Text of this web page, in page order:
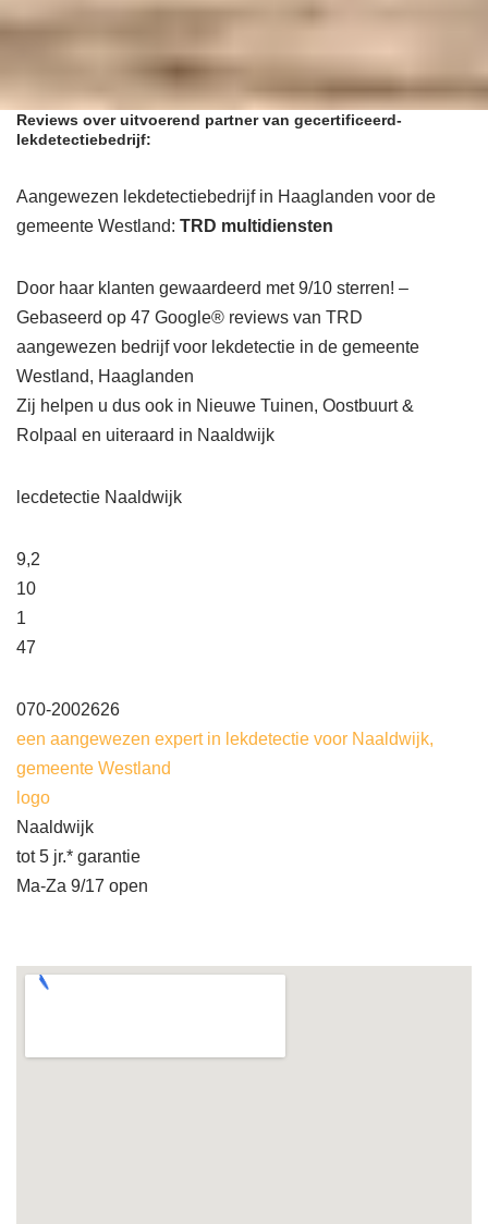
Reviews over uitvoerend partner van gecertificeerd-
lekdetectiebedrijf:
Aangewezen lekdetectiebedrijf in Haaglanden voor de
gemeente Westland: TRD multidiensten
Door haar klanten gewaardeerd met 9/10 sterren! –
Gebaseerd op 47 Google® reviews van TRD
aangewezen bedrijf voor lekdetectie in de gemeente
Westland, Haaglanden
Zij helpen u dus ook in Nieuwe Tuinen, Oostbuurt &
Rolpaal en uiteraard in Naaldwijk
lecdetectie Naaldwijk
9,2
10
1
47
070-2002626
een aangewezen expert in lekdetectie voor Naaldwijk,
gemeente Westland
logo
Naaldwijk
tot 5 jr.* garantie
Ma-Za 9/17 open